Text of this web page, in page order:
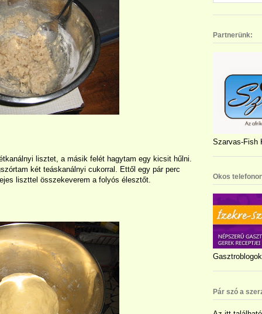
lisztet, a másik felét hagytam egy kicsit hűlni.
két teáskanálnyi cukorral. Ettől egy pár perc
liszttel összekeverem a folyós élesztőt.
Partnerünk:
Szarvas-Fish
Okos
Pár szó a